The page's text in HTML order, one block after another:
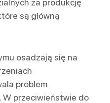
za produkcję
są główną
osadzają się na
problem
W przeciwieństwie do